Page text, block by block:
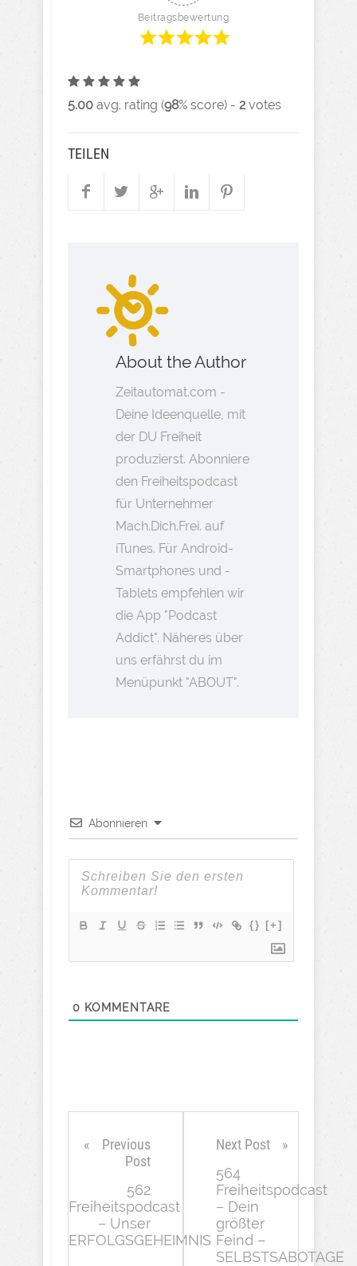
Beitragsbewertung
5.00 avg. rating (98% score) - 2 votes
TEILEN
About the Author
Zeitautomat.com -
Deine Ideenquelle, mit
der DU Freiheit
produzierst. Abonniere
den Freiheitspodcast
für Unternehmer
Mach.Dich.Frei. auf
iTunes. Für Android-
Smartphones und -
Tablets empfehlen wir
die App "Podcast
Addict". Näheres über
uns erfährst du im
Menüpunkt "ABOUT".
Abonnieren
{} [+]
0 KOMMENTARE
Previous
Post
562
Freiheitspodcast
– Unser
ERFOLGSGEHEIMNIS
Next Post
564
Freiheitspodcast
– Dein
größter
Feind –
SELBSTSABOTAGE